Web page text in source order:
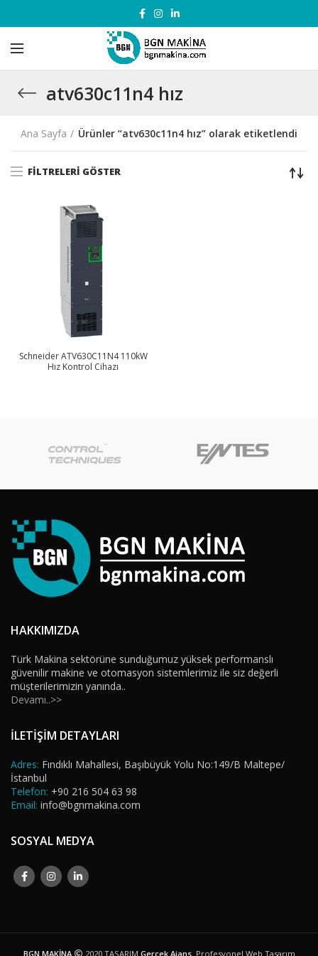
atv630c11n4 hız
Ana Sayfa Ürünler “atv630c11n4 hız” olarak etiketlendi
FILTRELERI GÖSTER
Schneider ATV630C11N4 110kW
Hız Kontrol Cihazı
HAKKIMIZDA
Türk Makina sektörüne sunduğumuz yüksek performanslı
güvenilir makine ve otomasyon sistemlerimiz ile siz değerli
müşterilerimizin yanında..
Devamı..>>
İLETİŞİM DETAYLARI
Adres: Fındıklı Mahallesi, Başıbüyük Yolu No:149/B Maltepe/
İstanbul
Telefon: +90 216 504 63 98
Email: info@bgnmakina.com
SOSYAL MEDYA
BGN MAKİNA 2020 TASARIM Gerçek Ajans. Profesyonel Web Tasarım